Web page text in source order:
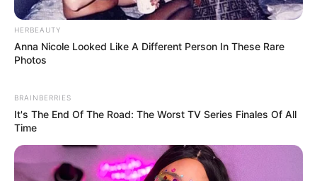
HERBEAUTY
Anna Nicole Looked Like A Different Person In These Rare
Photos
BRAINBERRIES
It's The End Of The Road: The Worst TV Series Finales Of All
Time